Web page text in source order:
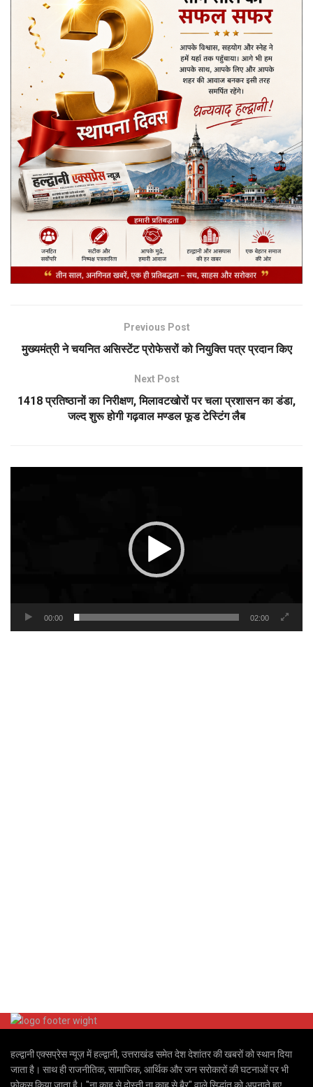
Previous Post
मुख्यमंत्री ने चयनित असिस्टेंट प्रोफेसरों को नियुक्ति पत्र प्रदान किए
Next Post
1418 प्रतिष्ठानों का निरीक्षण, मिलावटखोरों पर चला प्रशासन का डंडा,
जल्द शुरू होगी गढ़वाल मण्डल फूड टेस्टिंग लैब
00:00 02:00
हल्द्वानी एक्सप्रेस न्यूज़ में हल्द्वानी, उत्तराखंड समेत देश देशांतर की खबरों को स्थान दिया
जाता है। साथ ही राजनीतिक, सामाजिक, आर्थिक और जन सरोकारों की घटनाओं पर भी